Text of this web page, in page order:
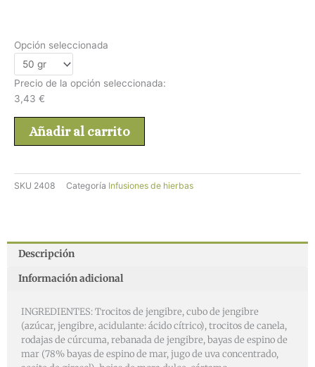
Opción seleccionada
Precio de la opción seleccionada:
3,43 €
Añadir al carrito
SKU 2408 Categoría Infusiones de hierbas
Descripción
Información adicional
INGREDIENTES: Trocitos de jengibre, cubo de jengibre
(azúcar, jengibre, acidulante: ácido cítrico), trocitos de canela,
rodajas de cúrcuma, rebanada de jengibre, bayas de espino de
mar (78% bayas de espino de mar, jugo de uva concentrado,